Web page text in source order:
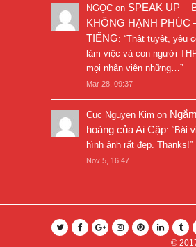
NGỌC on SPEAK UP –
KHÔNG HẠNH PHÚC
TIẾNG: “Thật tuyệt, yêu
làm việc và con người
mọi nhân viên những… ”
Mar 28, 09:37
Cuc Nguyen Kim on
hoàng của Ai Cập: “Bài
hình ảnh rất đẹp. Thanks!”
Nov 5, 16:47
©